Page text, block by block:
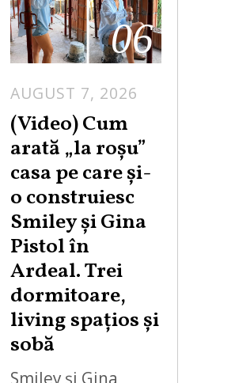
06
AUGUST 7, 2026
(Video) Cum
arată „la roşu”
casa pe care şi-
o construiesc
Smiley şi Gina
Pistol în
Ardeal. Trei
dormitoare,
living spațios și
sobă
Smiley și Gina